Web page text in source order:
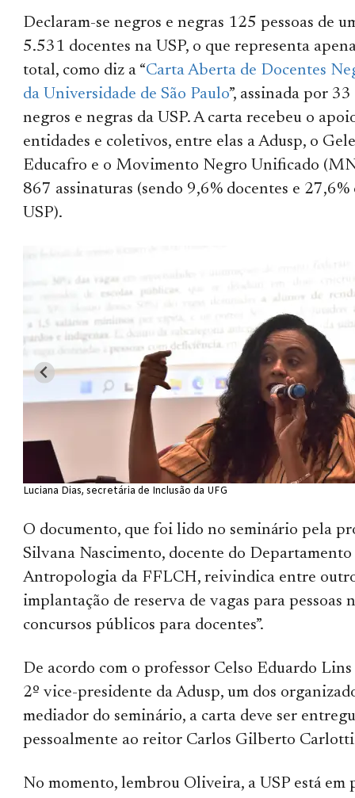
Declaram-se negros e negras 125 pessoas de
5.531 docentes na USP, o que representa
total, como diz a “Carta Aberta de Docentes
da Universidade de São Paulo”, assinada por
negros e negras da USP. A carta recebeu o
entidades e coletivos, entre elas a Adusp, o
Educafro e o Movimento Negro Unificado
867 assinaturas (sendo 9,6% docentes e 27,6%
USP).
Luciana Dias, secretária de Inclusão da UFG
O documento, que foi lido no seminário pela
Silvana Nascimento, docente do Departamento
Antropologia da FFLCH, reivindica entre
implantação de reserva de vagas para pessoas
concursos públicos para docentes”.
De acordo com o professor Celso Eduardo
2º vice-presidente da Adusp, um dos
mediador do seminário, a carta deve ser
pessoalmente ao reitor Carlos Gilberto
No momento, lembrou Oliveira, a USP está em